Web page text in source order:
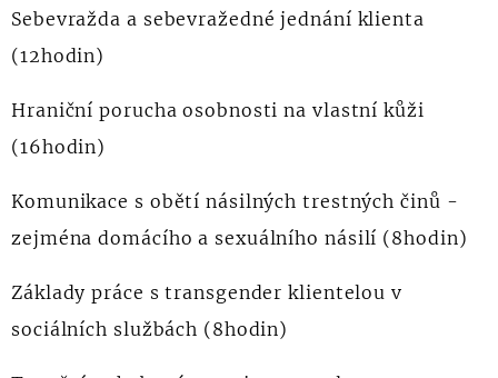
Sebevražda a sebevražedné jednání klienta
(12hodin)
Hraniční porucha osobnosti na vlastní kůži
(16hodin)
Komunikace s obětí násilných trestných činů -
zejména domácího a sexuálního násilí (8hodin)
Základy práce s transgender klientelou v
sociálních službách (8hodin)